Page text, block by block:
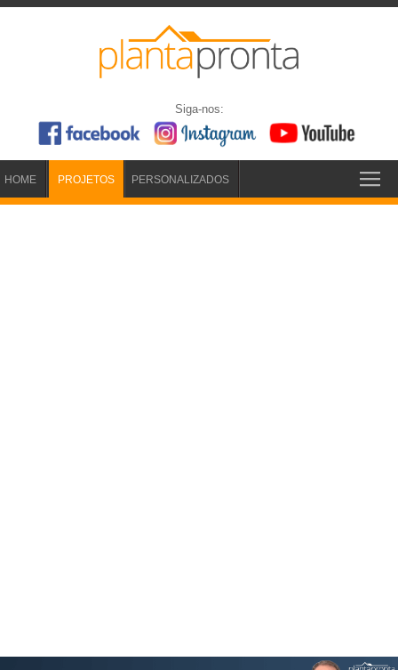
Siga-nos:
HOME PROJETOS PERSONALIZADOS